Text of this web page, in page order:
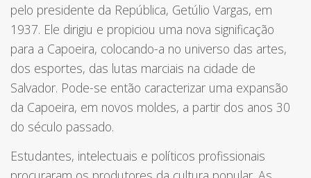
pelo presidente da República, Getúlio Vargas, em
1937. Ele dirigiu e propiciou uma nova significação
para a Capoeira, colocando-a no universo das artes,
dos esportes, das lutas marciais na cidade de
Salvador. Pode-se então caracterizar uma expansão
da Capoeira, em novos moldes, a partir dos anos 30
do século passado.
Estudantes, intelectuais e políticos profissionais